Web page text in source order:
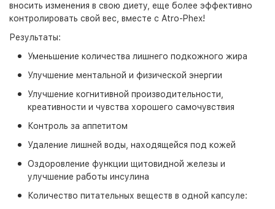
вносить изменения в свою диету, еще более эффективно
контролировать свой вес, вместе с Atro-Phex!
Результаты:
Уменьшение количества лишнего подкожного жира
Улучшение ментальной и физической энергии
Улучшение когнитивной производительности,
креативности и чувства хорошего самочувствия
Контроль за аппетитом
Удаление лишней воды, находящейся под кожей
Оздоровление функции щитовидной железы и
улучшение работы инсулина
Количество питательных веществ в одной капсуле: